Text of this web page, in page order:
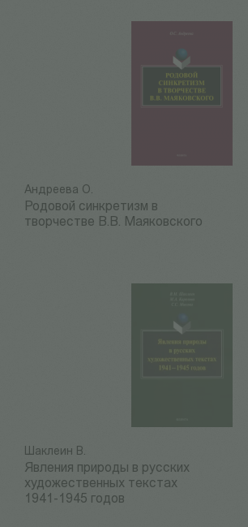
Андреева О.
Родовой синкретизм в
творчестве В.В. Маяковского
Шаклеин В.
Явления природы в русских
художественных текстах
1941-1945 годов